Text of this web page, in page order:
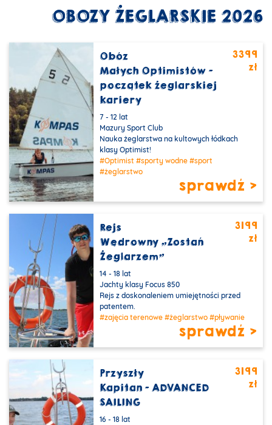
OBOZY ŻEGLARSKIE 2026
PROMOCJA
Obóz
Małych Optimistów –
początek żeglarskiej
kariery
3399
zł
7 - 12 lat
Mazury Sport Club
Nauka żeglarstwa na kultowych łódkach
klasy Optimist!
#Optimist #sporty wodne #sport
#żeglarstwo
sprawdź >
PROMOCJA
Rejs
Wędrowny „Zostań
Żeglarzem”
3199
zł
14 - 18 lat
Jachty klasy Focus 850
Rejs z doskonaleniem umiejętności przed
patentem.
#zajęcia terenowe #żeglarstwo #pływanie
sprawdź >
PROMOCJA
Przyszły
Kapitan - ADVANCED
SAILING
3199
zł
16 - 18 lat